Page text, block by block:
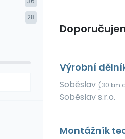
28
Výrobní
Soběslav (30 km
Soběslav s.r.o.
Montážník